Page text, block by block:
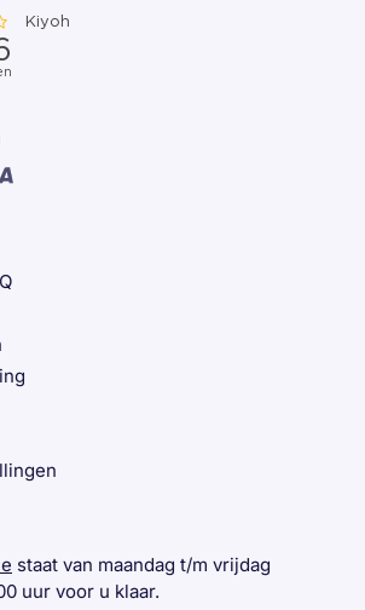
staat van maandag t/m vrijdag
uur voor u klaar.